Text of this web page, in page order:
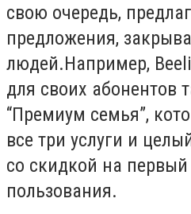
свою очередь,
предложения,
людей.Например,
для своих абонентов
“Премиум семья”,
все три услуги и
со скидкой на
пользования.